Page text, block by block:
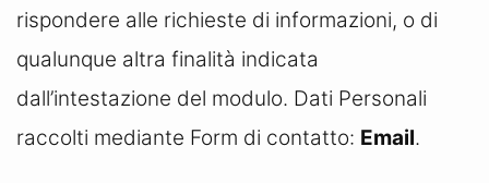
rispondere alle richieste di informazioni, o di
qualunque altra finalità indicata
dall’intestazione del modulo. Dati Personali
raccolti mediante Form di contatto: Email.